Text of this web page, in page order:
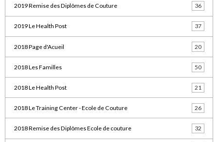
2019 Remise des Diplômes de Couture 36
2019 Le Health Post 37
2018 Page d'Acueil 20
2018 Les Familles 50
2018 Le Health Post 21
2018 Le Training Center - Ecole de Couture 26
2018 Remise des Diplômes Ecole de couture 32